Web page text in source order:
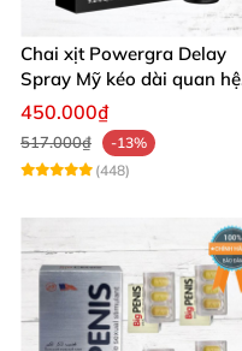
Chai xịt Powergra Delay
Spray Mỹ kéo dài quan hệ
tăng khoái cảm
450.000₫
517.000₫
-13%
(448)